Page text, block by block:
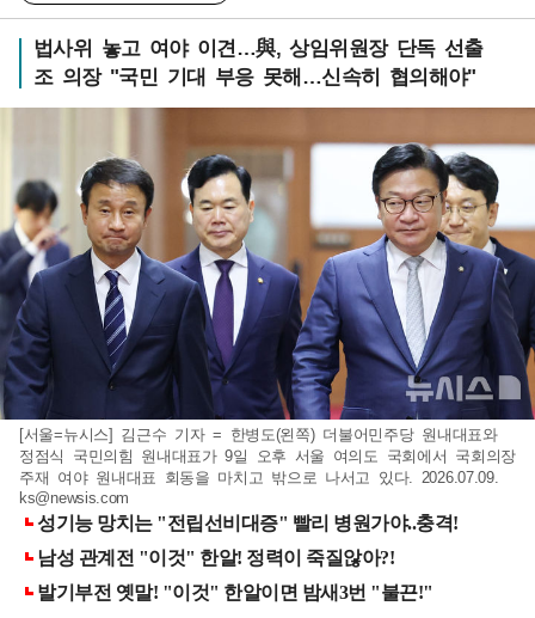
법사위 놓고 여야 이견…與, 상임위원장 단독 선출
조 의장 "국민 기대 부응 못해…신속히 협의해야"
[서울=뉴시스] 김근수 기자 = 한병도(왼쪽) 더불어민주당 원내대표와
정점식 국민의힘 원내대표가 9일 오후 서울 여의도 국회에서 국회의장
주재 여야 원내대표 회동을 마치고 밖으로 나서고 있다. 2026.07.09.
ks@newsis.com